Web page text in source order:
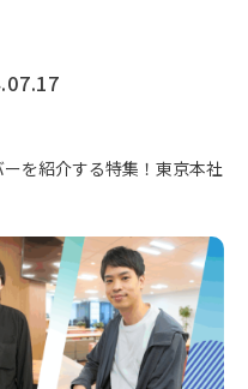
を紹介する特集！東京本社